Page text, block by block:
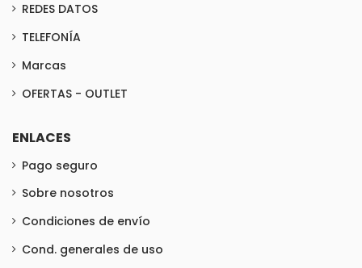
REDES DATOS
TELEFONÍA
Marcas
OFERTAS - OUTLET
ENLACES
Pago seguro
Sobre nosotros
Condiciones de envío
Cond. generales de uso